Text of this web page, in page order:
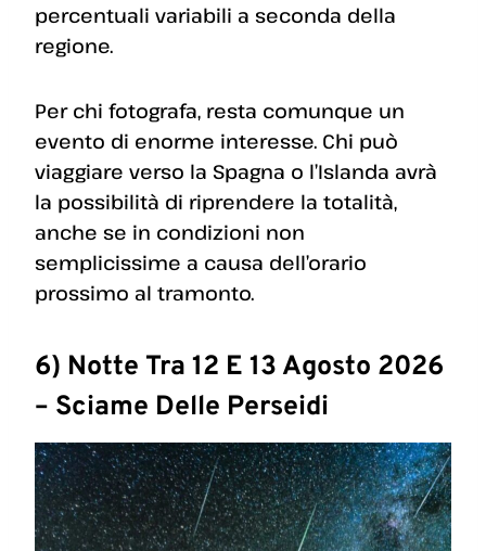
percentuali variabili a seconda della
regione.
Per chi fotografa, resta comunque un
evento di enorme interesse. Chi può
viaggiare verso la Spagna o l’Islanda avrà
la possibilità di riprendere la totalità,
anche se in condizioni non
semplicissime a causa dell’orario
prossimo al tramonto.
6) Notte Tra 12 E 13 Agosto 2026
– Sciame Delle Perseidi